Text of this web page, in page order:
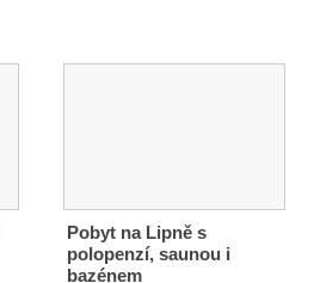
Pobyt na Lipně s
polopenzí, saunou i
bazénem